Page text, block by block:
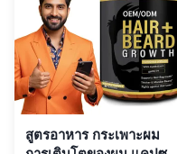
Private Label Service
Shipping Fee Need to be
negotiated Product Name Hair
Growth Capsules Main
Ingredient Biotin Main
Function Longer, Healthier
Hair Shelf-Life 24 months
Specification 60 Pills / Bottle
Or Customized Key
สูตรอาหาร กระเพาะผม